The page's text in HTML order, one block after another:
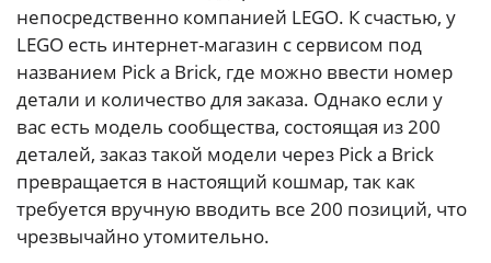
непосредственно компанией LEGO. К счастью, у
LEGO есть интернет-магазин с сервисом под
названием Pick a Brick, где можно ввести номер
детали и количество для заказа. Однако если у
вас есть модель сообщества, состоящая из 200
деталей, заказ такой модели через Pick a Brick
превращается в настоящий кошмар, так как
требуется вручную вводить все 200 позиций, что
чрезвычайно утомительно.